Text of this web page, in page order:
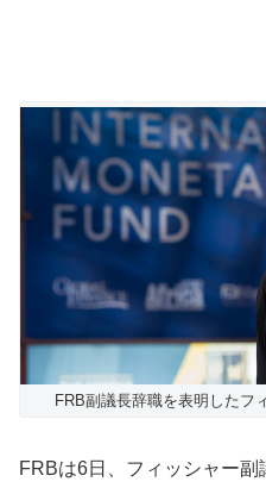
FRB副議長辞職を表明したフ
FRBは6日、フィッシャー